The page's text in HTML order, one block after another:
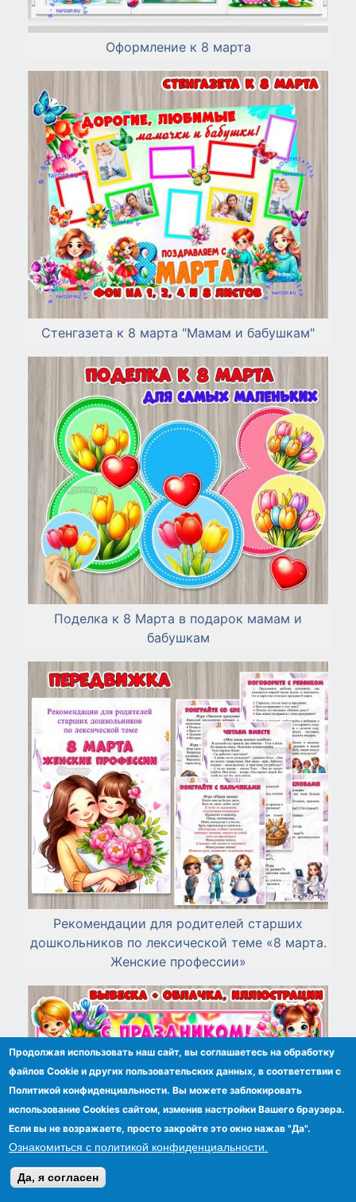
Оформление к 8 марта
Стенгазета к 8 марта "Мамам и бабушкам"
Поделка к 8 Марта в подарок мамам и
бабушкам
Рекомендации для родителей старших
дошкольников по лексической теме «8 марта.
Женские профессии»
Продолжая использовать наш сайт, вы соглашаетесь на обработку
файлов Сookie и других пользовательских данных, в соответствии с
Политикой конфиденциальности. Вы можете заблокировать
использование Cookies сайтом, изменив настройки Вашего браузера.
Если вы не возражаете, просто закройте это окно нажав "Да".
Ознакомиться с политикой конфиденциальности.
Да, я согласен